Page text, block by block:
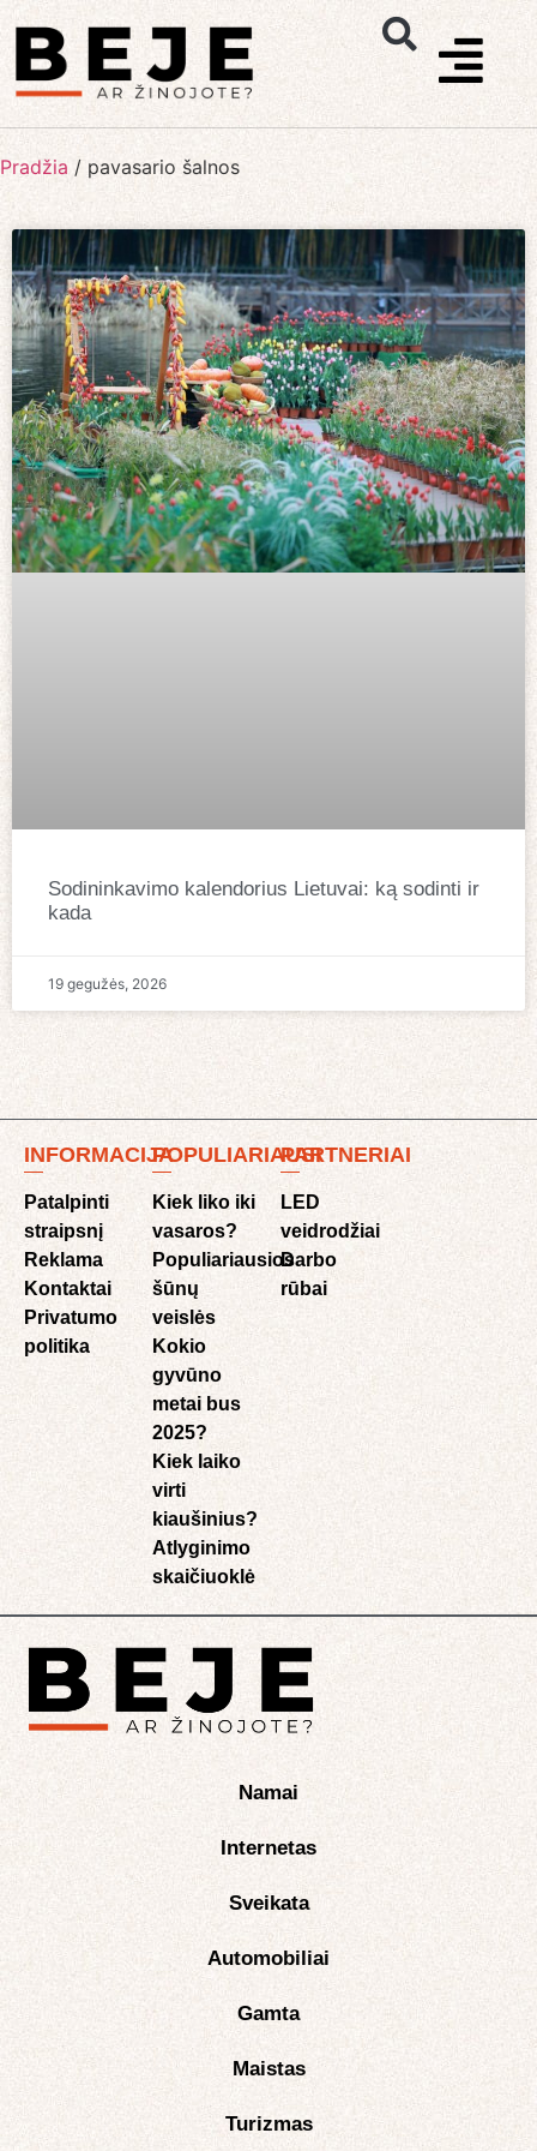
Pradžia / pavasario šalnos
Sodininkavimo kalendorius Lietuvai: ką sodinti ir
kada
19 gegužės, 2026
INFORMACIJA
Patalpinti
straipsnį
Reklama
Kontaktai
Privatumo
politika
POPULIARIAUSI
Kiek liko iki
vasaros?
Populiariausios
šūnų
veislės
Kokio
gyvūno
metai bus
2025?
Kiek laiko
virti
kiaušinius?
Atlyginimo
skaičiuoklė​
PARTNERIAI
LED
veidrodžiai
Darbo
rūbai
Namai
Internetas
Sveikata
Automobiliai
Gamta
Maistas
Turizmas